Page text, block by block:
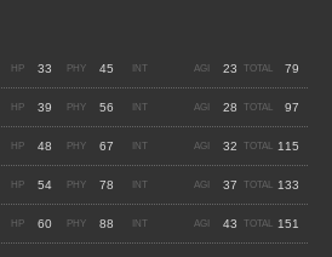
33 45 23 79
39 56 28 97
48 67 32 115
54 78 37 133
60 88 43 151